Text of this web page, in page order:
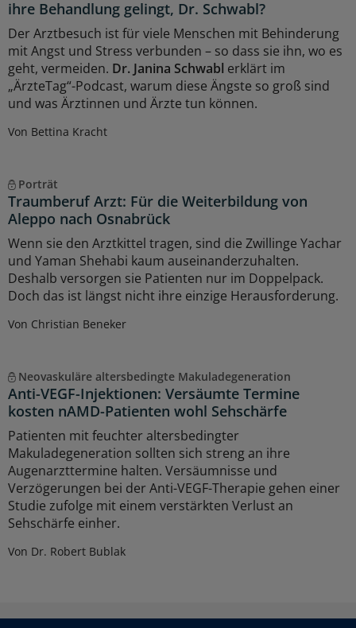
ihre Behandlung gelingt, Dr. Schwabl?
Der Arztbesuch ist für viele Menschen mit Behinderung
mit Angst und Stress verbunden – so dass sie ihn, wo es
geht, vermeiden. Dr. Janina Schwabl erklärt im
„ÄrzteTag“-Podcast, warum diese Ängste so groß sind
und was Ärztinnen und Ärzte tun können.
Von Bettina Kracht
Porträt
Traumberuf Arzt: Für die Weiterbildung von
Aleppo nach Osnabrück
Wenn sie den Arztkittel tragen, sind die Zwillinge Yachar
und Yaman Shehabi kaum auseinanderzuhalten.
Deshalb versorgen sie Patienten nur im Doppelpack.
Doch das ist längst nicht ihre einzige Herausforderung.
Von Christian Beneker
Neovaskuläre altersbedingte Makuladegeneration
Anti-VEGF-Injektionen: Versäumte Termine
kosten nAMD-Patienten wohl Sehschärfe
Patienten mit feuchter altersbedingter
Makuladegeneration sollten sich streng an ihre
Augenarzttermine halten. Versäumnisse und
Verzögerungen bei der Anti-VEGF-Therapie gehen einer
Studie zufolge mit einem verstärkten Verlust an
Sehschärfe einher.
Von Dr. Robert Bublak